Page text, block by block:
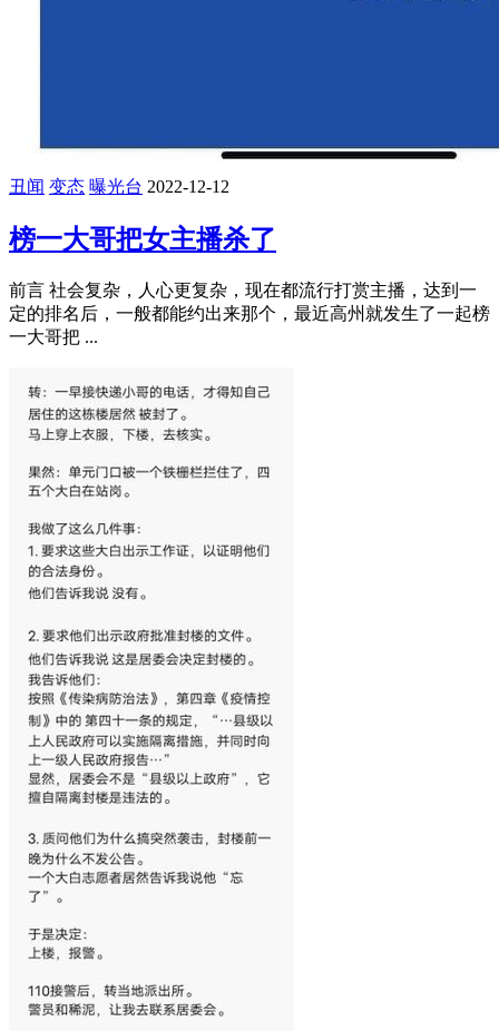
丑闻 变态 曝光台 2022-12-12
榜一大哥把女主播杀了
前言 社会复杂，人心更复杂，现在都流行打赏主播，达到一
定的排名后，一般都能约出来那个，最近高州就发生了一起榜
一大哥把 ...